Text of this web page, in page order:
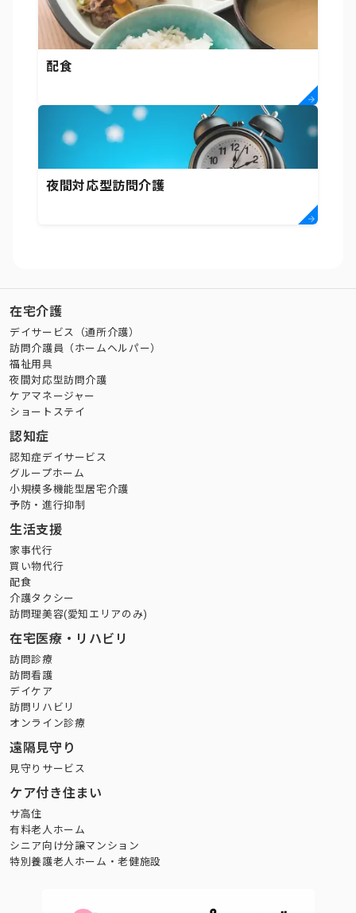
配食
夜間対応型訪問介護
在宅介護
デイサービス（通所介護）
訪問介護員（ホームヘルパー）
福祉用具
夜間対応型訪問介護
ケアマネージャー
ショートステイ
認知症
認知症デイサービス
グループホーム
小規模多機能型居宅介護
予防・進行抑制
生活支援
家事代行
買い物代行
配食
介護タクシー
訪問理美容(愛知エリアのみ)
在宅医療・リハビリ
訪問診療
訪問看護
デイケア
訪問リハビリ
オンライン診療
遠隔見守り
見守りサービス
ケア付き住まい
サ高住
有料老人ホーム
シニア向け分譲マンション
特別養護老人ホーム・老健施設